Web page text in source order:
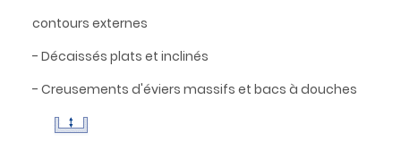
contours externes
- Décaissés plats et inclinés
- Creusements d'éviers massifs et bacs à douches